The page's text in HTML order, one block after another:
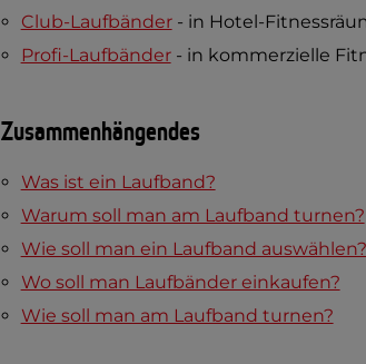
Club-Laufbänder- in Hotel-
Profi-Laufbänder- in kommerzielle
Zusammenhängendes
Was ist ein Laufband?
Warum soll man am Laufband turnen?
Wie soll man ein Laufband auswählen?
Wo soll man Laufbänder einkaufen?
Wie soll man am Laufband turnen?